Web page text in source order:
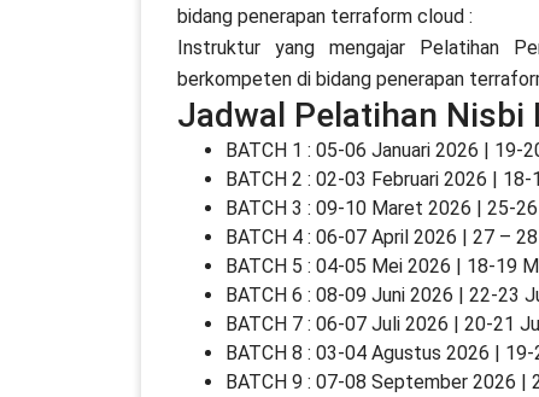
bidang penerapan terraform cloud :
Instruktur yang mengajar Pelatihan
berkompeten di bidang penerapan
Jadwal Pelatihan Nisbi
BATCH 1 : 05-06 Januari 2026 | 19-
BATCH 2 : 02-03 Februari 2026 |
BATCH 3 : 09-10 Maret 2026 | 25-
BATCH 4 : 06-07 April 2026 | 27 –
BATCH 5 : 04-05 Mei 2026 | 18-19
BATCH 6 : 08-09 Juni 2026 | 22-23
BATCH 7 : 06-07 Juli 2026 | 20-21
BATCH 8 : 03-04 Agustus 2026 |
BATCH 9 : 07-08 September 2026